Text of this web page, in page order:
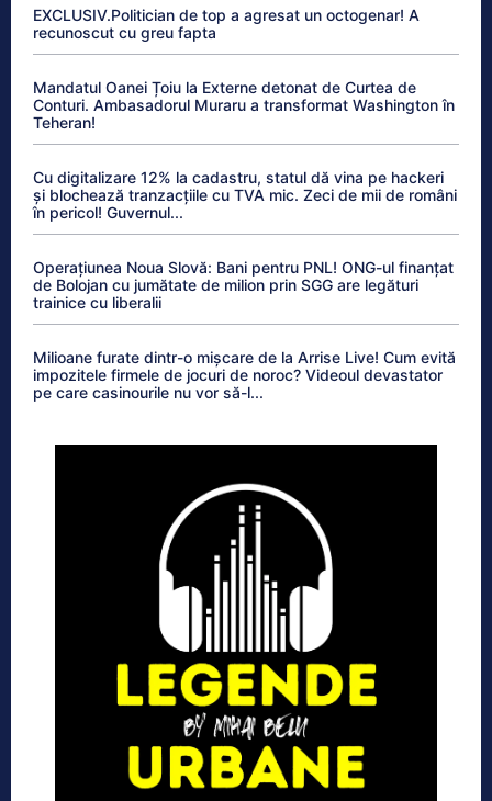
EXCLUSIV.Politician de top a agresat un octogenar! A
recunoscut cu greu fapta
Mandatul Oanei Țoiu la Externe detonat de Curtea de
Conturi. Ambasadorul Muraru a transformat Washington în
Teheran!
Cu digitalizare 12% la cadastru, statul dă vina pe hackeri
și blochează tranzacțiile cu TVA mic. Zeci de mii de români
în pericol! Guvernul...
Operațiunea Noua Slovă: Bani pentru PNL! ONG-ul finanțat
de Bolojan cu jumătate de milion prin SGG are legături
trainice cu liberalii
Milioane furate dintr-o mișcare de la Arrise Live! Cum evită
impozitele firmele de jocuri de noroc? Videoul devastator
pe care casinourile nu vor să-l...